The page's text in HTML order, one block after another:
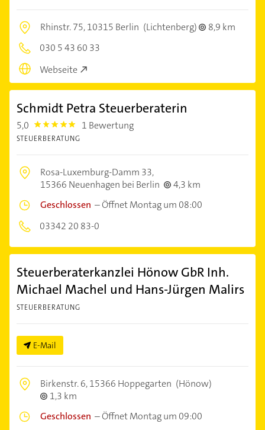
Rhinstr. 75,10315 Berlin (Lichtenberg)
8,9 km
030 5 43 60 33
Webseite
Schmidt Petra Steuerberaterin
5,0 5.0 1 Bewertung
STEUERBERATUNG
Rosa-Luxemburg-Damm 33,
15366 Neuenhagen bei Berlin
4,3 km
Geschlossen –Öffnet Montag um 08:00
03342 20 83-0
Steuerberaterkanzlei Hönow GbR Inh.
Michael Machel und Hans-Jürgen Malirs
STEUERBERATUNG
E-Mail
Birkenstr. 6,15366 Hoppegarten (Hönow)
1,3 km
Geschlossen –Öffnet Montag um 09:00